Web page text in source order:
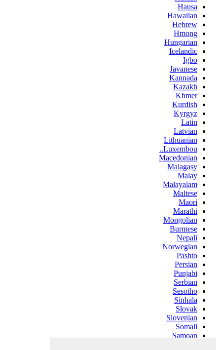
Hausa
Hawaiian
Hebrew
Hmong
Hungarian
Icelandic
Igbo
Javanese
Kannada
Kazakh
Khmer
Kurdish
Kyrgyz
Latin
Latvian
Lithuanian
Luxembou..
Macedonian
Malagasy
Malay
Malayalam
Maltese
Maori
Marathi
Mongolian
Burmese
Nepali
Norwegian
Pashto
Persian
Punjabi
Serbian
Sesotho
Sinhala
Slovak
Slovenian
Somali
Samoan